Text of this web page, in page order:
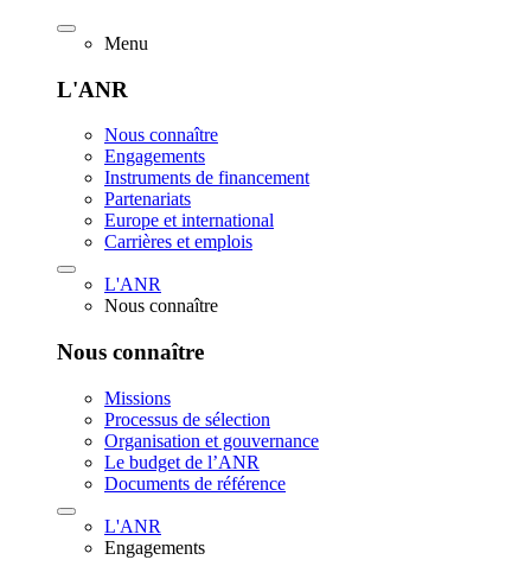
Menu
L'ANR
Nous connaître
Engagements
Instruments de financement
Partenariats
Europe et international
Carrières et emplois
L'ANR
Nous connaître
Nous connaître
Missions
Processus de sélection
Organisation et gouvernance
Le budget de l’ANR
Documents de référence
L'ANR
Engagements